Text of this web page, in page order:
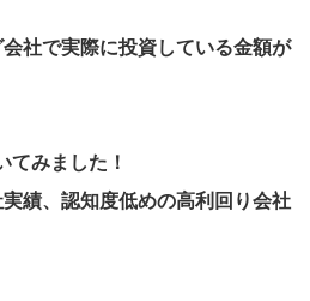
社で実際に投資している金額が
てみました！
績、認知度低めの高利回り会社